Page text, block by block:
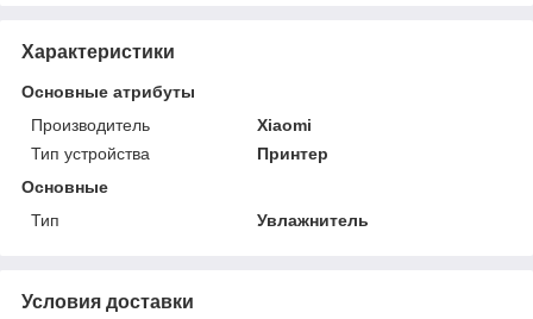
Характеристики
Основные атрибуты
Производитель
Xiaomi
Тип устройства
Принтер
Основные
Тип
Увлажнитель
Условия доставки